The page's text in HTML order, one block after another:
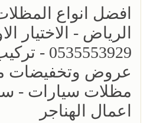
افضل انواع
الرياض - الاختيار
عروض وتخفيضات
مظلات سيارات -
اعمال الهناجر